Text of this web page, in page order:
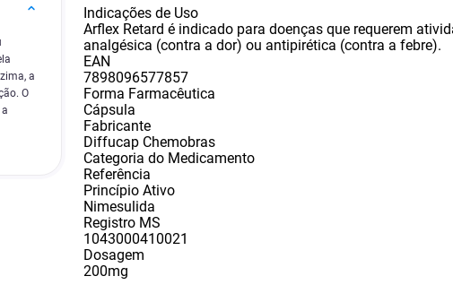
a
O
Indicações de Uso
Arflex Retard é indicado para doenças que requerem
analgésica (contra a dor) ou antipirética (contra a febre).
EAN
7898096577857
Forma Farmacêutica
Cápsula
Fabricante
Diffucap Chemobras
Categoria do Medicamento
Referência
Princípio Ativo
Nimesulida
Registro MS
1043000410021
Dosagem
200mg